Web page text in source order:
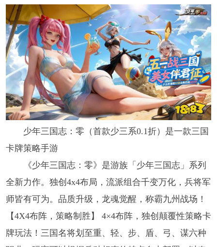
少年三国志：零（首款少三系0.1折）是一款三国
卡牌策略手游
《少年三国志：零》是游族「少年三国志」系列
全新力作。独创4x4布局，流派组合千变万化，兵将军
师皆有可为。品质升级，龙魂觉醒，称霸九州战场！
【4X4布阵，策略制胜】 4×4布阵，独创颠覆性策略卡
牌玩法！三国名将划至重、轻、步、盾、弓、谋六种